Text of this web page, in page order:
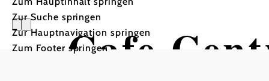
Zur Suche springen
Zur Hauptnavigation springen
Zum Footer springenCafe